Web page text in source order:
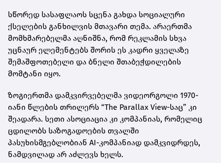
სწორედ სასაფლაოს სცენა გახდა სოციალური
ქსელების განხილვის მთავარი თემა. არაერთმა
მომხმარებელმა აღნიშნა, რომ რეკლამის სხვა
უცნაურ ელემენტებს შორის ეს კადრი ყველაზე
შემაშფოთებელი და ბნელი შთაბეჭდილების
მომტანი იყო.
ზოგიერთმა დამკვირვებელმა ვიდეორგოლი 1970-
იანი წლების თრილერს “The Parallax View-საც” კი
შეადარა. სეთი ასოციაცია კი კომპანიას, რომელიც
ცდილობს საზოგადოების თვალში
პასუხისმგებლობიან AI-კომპანიად დამკვიდრდეს,
ნამდვილად არ აძლევს ხელს.